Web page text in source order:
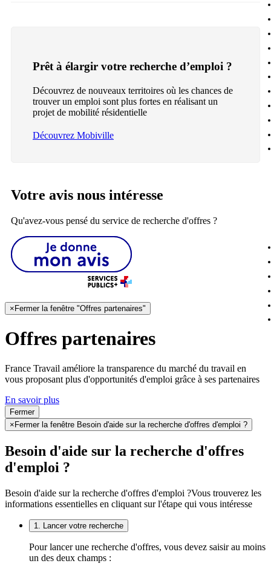
Prêt à élargir votre recherche d’emploi ?
Découvrez de nouveaux territoires où les chances de
trouver un emploi sont plus fortes en réalisant un
projet de mobilité résidentielle
Découvrez Mobiville
Votre avis nous intéresse
Qu'avez-vous pensé du service de recherche d'offres ?
× Fermer la fenêtre "Offres partenaires"
Offres partenaires
France Travail améliore la transparence du marché du travail en
vous proposant plus d'opportunités d'emploi grâce à ses partenaires
En savoir plus
Fermer
×Fermer la fenêtre Besoin d'aide sur la recherche d'offres d'emploi ?
Besoin d'aide sur la recherche d'offres
d'emploi ?
Besoin d'aide sur la recherche d'offres d'emploi ?Vous trouverez les
informations essentielles en cliquant sur l'étape qui vous intéresse
1. Lancer votre recherche
Pour lancer une recherche d'offres, vous devez saisir au moins
un des deux champs :